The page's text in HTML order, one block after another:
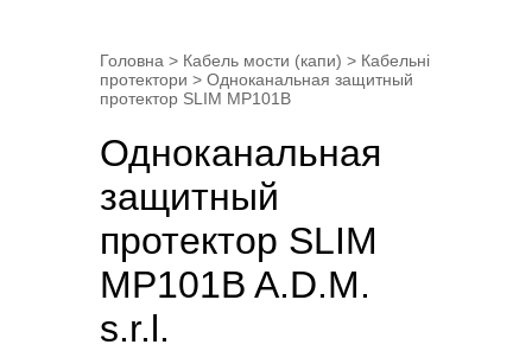
Головна > Кабель мости (капи) > Кабельні
протектори > Одноканальная защитный
протектор SLIM MP101B
Одноканальная
защитный
протектор SLIM
MP101B A.D.M.
s.r.l.